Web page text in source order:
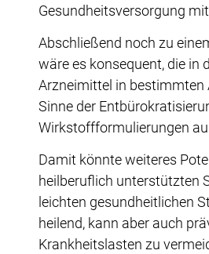
Gesundheitsversorgung
Abschließend noch zu
wäre es konsequent, die in
Arzneimittel in bestimmten
Sinne der
Wirkstoffformulierungen
Damit könnte weiteres
heilberuflich unterstützten
leichten gesundheitlichen
heilend, kann aber auch
Krankheitslasten zu